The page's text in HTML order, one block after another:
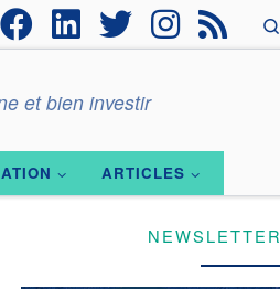
et bien investir
ARTICLES
NEWSLETTER